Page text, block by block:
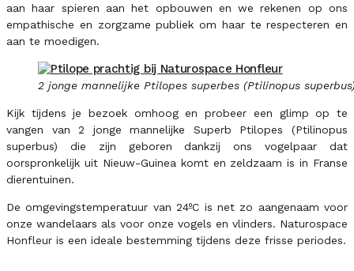
aan haar spieren aan het opbouwen en we rekenen op ons
empathische en zorgzame publiek om haar te respecteren en
aan te moedigen.
2 jonge mannelijke Ptilopes superbes (Ptilinopus
Kijk tijdens je bezoek omhoog en probeer een glimp op te
vangen van 2 jonge mannelijke Superb Ptilopes (Ptilinopus
superbus) die zijn geboren dankzij ons vogelpaar dat
oorspronkelijk uit Nieuw-Guinea komt en zeldzaam is in Franse
dierentuinen.
De omgevingstemperatuur van 24ºC is net zo aangenaam voor
onze wandelaars als voor onze vogels en vlinders. Naturospace
Honfleur is een ideale bestemming tijdens deze frisse periodes.